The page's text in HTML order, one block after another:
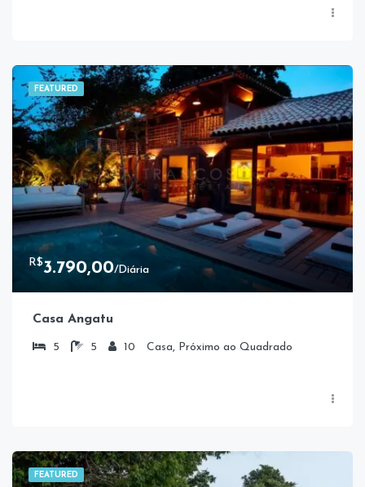
FEATURED
R$3.790,00/Diária
Casa Angatu
5 5 10 Casa, Próximo ao Quadrado
FEATURED